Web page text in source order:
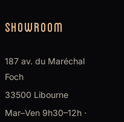
SHOWROOM
187 av. du Maréchal
Foch
33500 Libourne
Mar–Ven 9h30–12h ·